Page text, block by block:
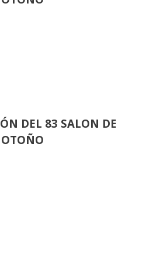
DEL 83 SALON DE
OTOÑO